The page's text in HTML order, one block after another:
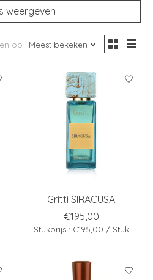
weergeven
op Meest bekeken
Gritti SIRACUSA
€195,00
Stukprijs : €195,00 / Stuk